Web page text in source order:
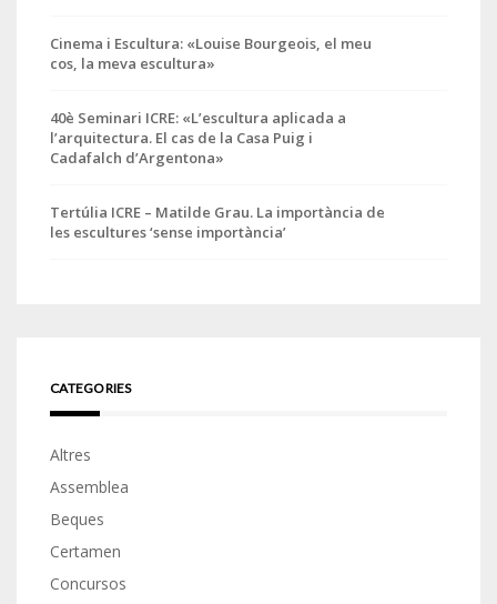
Cinema i Escultura: «Louise Bourgeois, el meu
cos, la meva escultura»
40è Seminari ICRE: «L’escultura aplicada a
l’arquitectura. El cas de la Casa Puig i
Cadafalch d’Argentona»
Tertúlia ICRE – Matilde Grau. La importància de
les escultures ‘sense importància’
CATEGORIES
Altres
Assemblea
Beques
Certamen
Concursos